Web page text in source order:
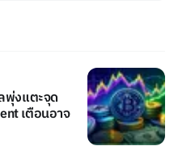
พุ่งแตะจุด
เตือนอาจ